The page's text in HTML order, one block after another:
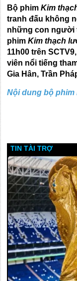
Bộ phimKim
tranh đấu không
những con người
phimKim thạch
11h00 trên
viên nổi tiếng
Gia Hân, Trần
Nội dung bộ